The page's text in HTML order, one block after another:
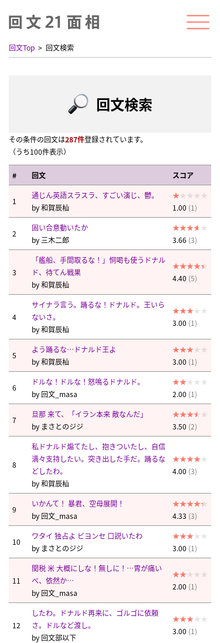
回文Top 回文検索
回文検索
その条件の回文は287件登録されています。
（うち100件表示）
# 回文 スコア
1
通じん英語スラスラ、すごい演じ、鬱。
by和賀辰杣 1.00 (1)
2
固い合意動いたか
by 三木二郎 3.66 (3)
3
「艦船、手間取るな！」恫喝も使うドナル
ド、待てん戦果
by和賀辰杣
4.40 (5)
4
サイナラ言う。踊るな！ドナルド。王いら
ないさ。
by和賀辰杣
3.00 (1)
5
よう踊るな…ドナルド王よ
by和賀辰杣 3.00 (1)
6
ドルな！ドルな！怒鳴るドナルド。
by 回文_masa 2.00 (1)
7
旦那 来て、「イラン本来 敵なんだ」
by まさとのジジ 3.50 (2)
8
私ドナルド煽てたし、抱きついたし、自信
満々支持したい。突き出した手だ。踊るな
どしたわ。
by和賀辰杣
4.00 (3)
9
いかんて！ 暴君、空母展開！
by 回文_masa 4.33 (3)
10
ワタイ 独占よ ビヨンセ 口説いたわ
by まさとのジジ 3.00 (1)
11
関税 米 大概にしな！無しに！…胃が痛い
べ、依然か…
by 回文_masa
2.00 (1)
12
したわ。ドナルド再来に、ゴルゴに依頼
さ。ドルなど渡し。
by 回文部以下
3.00 (1)